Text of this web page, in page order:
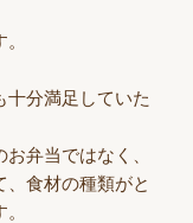
十分満足していた
弁当ではなく、
食材の種類がと